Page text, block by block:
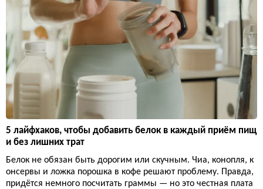
5 лайфхаков, чтобы добавить белок в каждый приём пищ
и без лишних трат
Белок не обязан быть дорогим или скучным. Чиа, конопля, к
онсервы и ложка порошка в кофе решают проблему. Правда,
придётся немного посчитать граммы — но это честная плата